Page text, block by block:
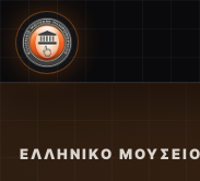
ΕΛΛΗΝΙΚΌ